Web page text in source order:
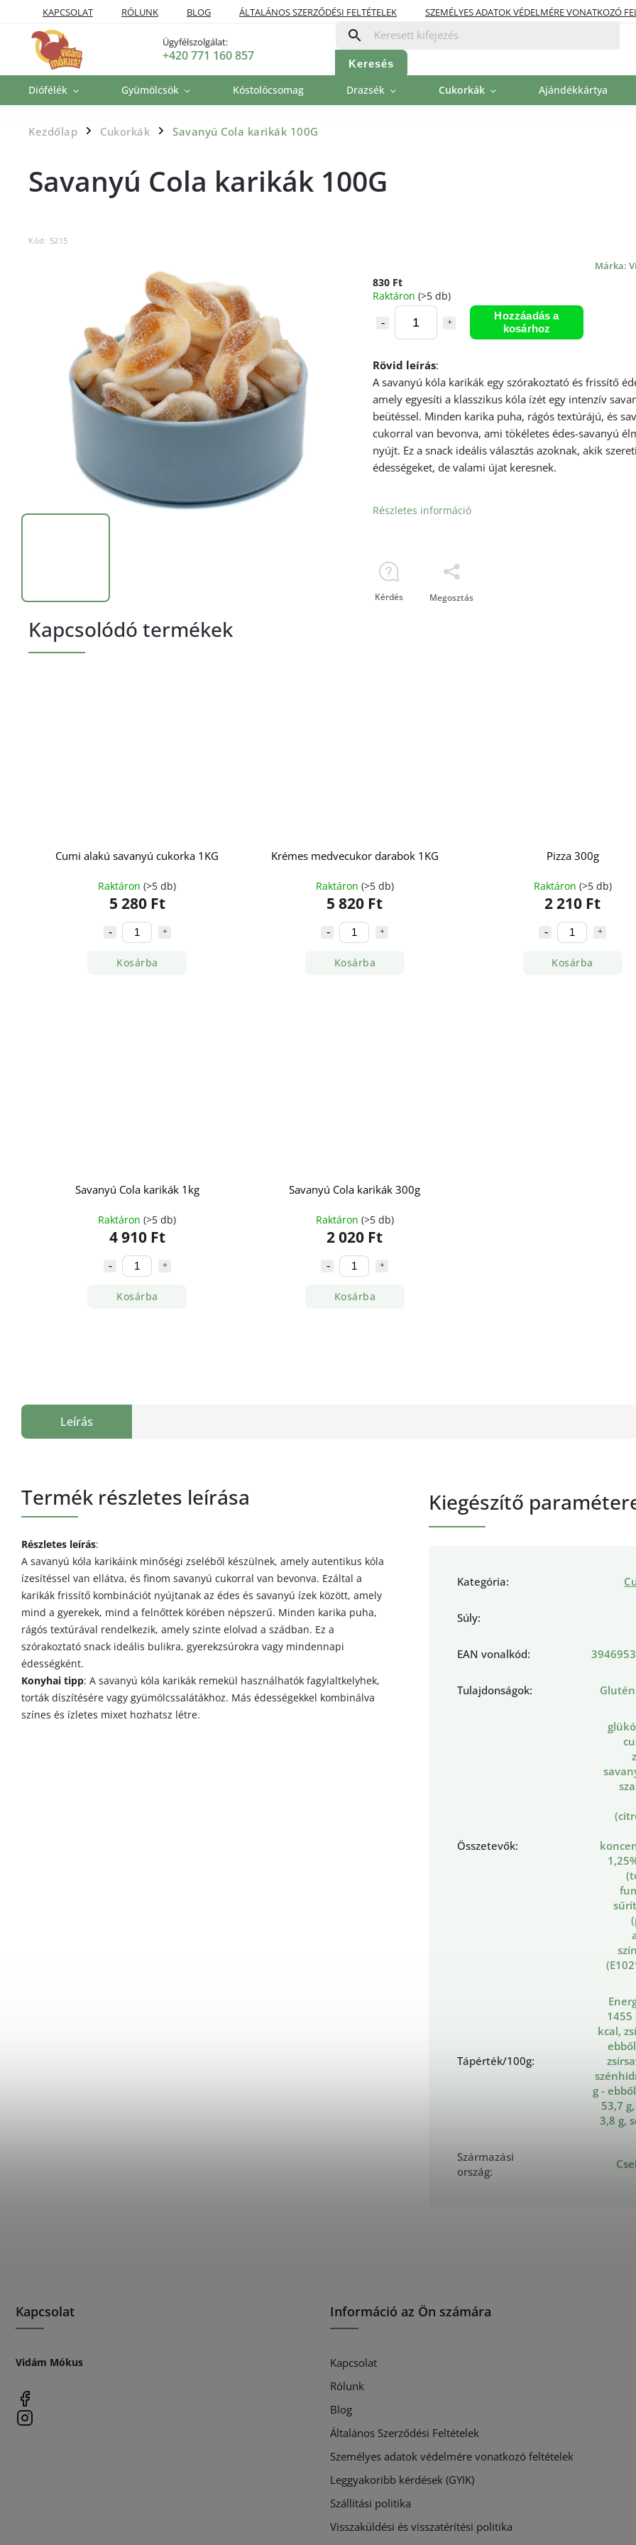
KAPCSOLAT RÓLUNK BLOG ÁLTALÁNOS SZERZŐDÉSI FELTÉTELEK SZEMÉLYES ADATOK VÉDELMÉRE VONATKOZÓ
SZÁLLÍTÁSI POLITIKA
FIZETÉSI LEHETŐSÉGEK
Ügyfélszolgálat:
+420 771 160 857
Keresés
Diófélék Gyümölcsök Kóstolócsomag Drazsék Cukorkák Ajándékkártya
Kezdőlap / Cukorkák / Savanyú Cola karikák 100G
Savanyú Cola karikák 100G
Kód: 5215
Márka:
830 Ft
Raktáron (>5 db)
Hozzáadás a
kosárhoz
Rövid leírás:
A savanyú kóla karikák egy szórakoztató és frissítő
amely egyesíti a klasszikus kóla ízét egy intenzív
beütéssel. Minden karika puha, rágós textúrájú, és
cukorral van bevonva, ami tökéletes édes-savanyú
nyújt. Ez a snack ideális választás azoknak, akik
édességeket, de valami újat keresnek.
Részletes információ
Kérdés Megosztás
Kapcsolódó termékek
Cumi alakú savanyú cukorka 1KG
Raktáron(>5 db)
5 280 Ft
Kosárba
Krémes medvecukor darabok 1KG
Raktáron (>5 db)
5 820 Ft
Kosárba
Pizza 300g
Raktáron (>5 db)
2 210 Ft
Kosárba
Savanyú Cola karikák 1kg
Raktáron(>5 db)
4 910 Ft
Kosárba
Savanyú Cola karikák 300g
Raktáron (>5 db)
2 020 Ft
Kosárba
Leírás
Termék részletes leírása
Részletes leírás:
A savanyú kóla karikáink minőségi zseléből készülnek, amely autentikus kóla
ízesítéssel van ellátva, és finom savanyú cukorral van bevonva. Ezáltal a
karikák frissítő kombinációt nyújtanak az édes és savanyú ízek között, amely
mind a gyerekek, mind a felnőttek körében népszerű. Minden karika puha,
rágós textúrával rendelkezik, amely szinte elolvad a szádban. Ez a
szórakoztató snack ideális bulikra, gyerekzsúrokra vagy mindennapi
édességként.
Konyhai tipp: A savanyú kóla karikák remekül használhatók fagylaltkelyhek,
torták díszítésére vagy gyümölcssalátákhoz. Más édességekkel kombinálva
színes és ízletes mixet hozhatsz létre.
Kiegészítő
Kategória:
Súly:
EAN vonalkód:
Tulajdonságok:
Összetevők:
Tápérték/100g:
1455
kcal,
g -
53,7
3,8 g,
Származási
ország:
Kapcsolat
Vidám Mókus
Információ az Ön számára
Kapcsolat
Rólunk
Blog
Általános Szerződési Feltételek
Személyes adatok védelmére vonatkozó feltételek
Leggyakoribb kérdések (GYIK)
Szállítási politika
Visszaküldési és visszatérítési politika